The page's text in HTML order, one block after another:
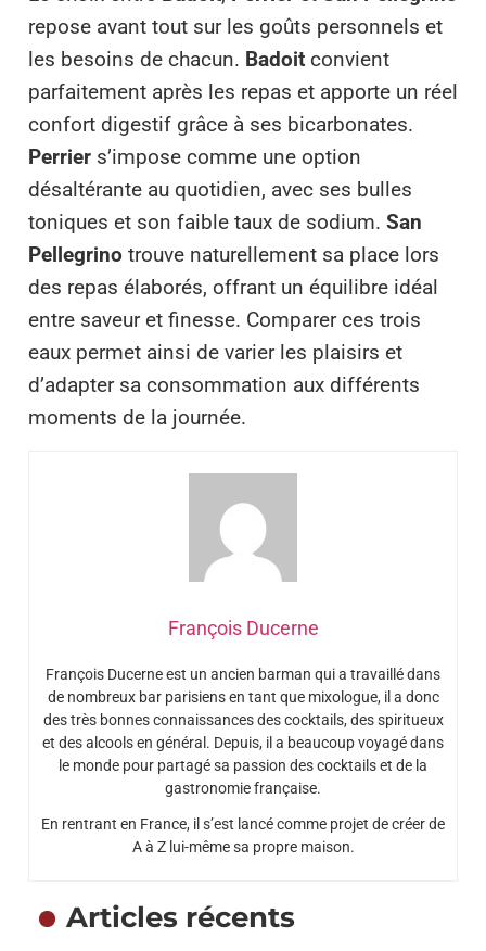
repose avant tout sur les goûts personnels et
les besoins de chacun. Badoit convient
parfaitement après les repas et apporte un réel
confort digestif grâce à ses bicarbonates.
Perrier s’impose comme une option
désaltérante au quotidien, avec ses bulles
toniques et son faible taux de sodium. San
Pellegrino trouve naturellement sa place lors
des repas élaborés, offrant un équilibre idéal
entre saveur et finesse. Comparer ces trois
eaux permet ainsi de varier les plaisirs et
d’adapter sa consommation aux différents
moments de la journée.
François Ducerne
François Ducerne est un ancien barman qui a travaillé dans
de nombreux bar parisiens en tant que mixologue, il a donc
des très bonnes connaissances des cocktails, des spiritueux
et des alcools en général. Depuis, il a beaucoup voyagé dans
le monde pour partagé sa passion des cocktails et de la
gastronomie française.
En rentrant en France, il s’est lancé comme projet de créer de
A à Z lui-même sa propre maison.
Articles récents